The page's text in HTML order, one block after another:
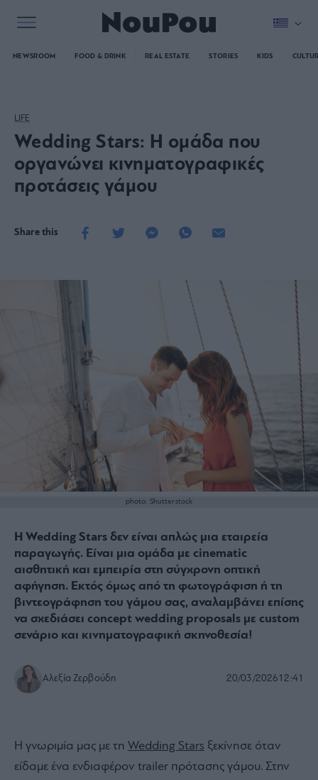
NEWSROOM FOOD & DRINK REAL ESTATE STORIES KIDS
LIFE
Wedding Stars: Η ομάδα που
οργανώνει κινηματογραφικές
προτάσεις γάμου
Share this
photo: Shutterstock
Η Wedding Stars δεν είναι απλώς μια εταιρεία
παραγωγής. Είναι μια ομάδα με cinematic
αισθητική και εμπειρία στη σύγχρονη οπτική
αφήγηση. Εκτός όμως από τη φωτογράφιση ή τη
βιντεογράφηση του γάμου σας, αναλαμβάνει επίσης
να σχεδιάσει concept wedding proposals με custom
σενάριο και κινηματογραφική σκηνοθεσία!
Αλεξία Ζερβούδη 20/03/202612:41
Η γνωριμία μας με τη Wedding Stars ξεκίνησε όταν
είδαμε ένα ενδιαφέρον trailer πρότασης γάμου. Στην